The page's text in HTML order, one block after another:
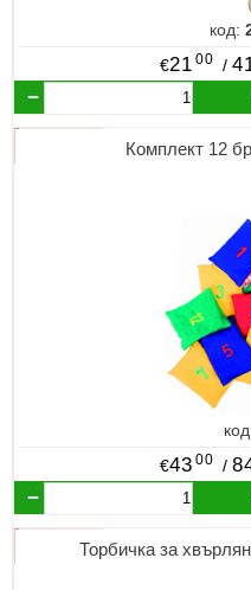
код:
€21 00 /
Комплект 12
€43 00 /
Торбичка за